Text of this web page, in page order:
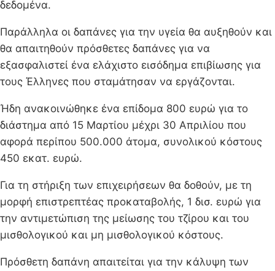
δεδομένα.
Παράλληλα οι δαπάνες για την υγεία θα αυξηθούν και
θα απαιτηθούν πρόσθετες δαπάνες για να
εξασφαλιστεί ένα ελάχιστο εισόδημα επιβίωσης για
τους Έλληνες που σταμάτησαν να εργάζονται.
Ήδη ανακοινώθηκε ένα επίδομα 800 ευρώ για το
διάστημα από 15 Μαρτίου μέχρι 30 Απριλίου που
αφορά περίπου 500.000 άτομα, συνολικού κόστους
450 εκατ. ευρώ.
Για τη στήριξη των επιχειρήσεων θα δοθούν, με τη
μορφή επιστρεπτέας προκαταβολής, 1 δισ. ευρώ για
την αντιμετώπιση της μείωσης του τζίρου και του
μισθολογικού και μη μισθολογικού κόστους.
Πρόσθετη δαπάνη απαιτείται για την κάλυψη των